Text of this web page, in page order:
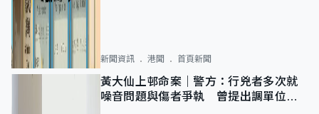
新聞資訊 港聞 首頁新聞
黃大仙上邨命案｜警方：行兇者多次就
噪音問題與傷者爭執 曾提出調單位已